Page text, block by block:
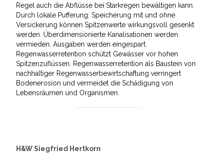
Regel auch die Abflüsse bei Starkregen bewältigen kann.
Durch lokale Pufferung, Speicherung mit und ohne
Versickerung können Spitzenwerte wirkungsvoll gesenkt
werden. Überdimensionierte Kanalisationen werden
vermieden. Ausgaben werden eingespart.
Regenwasserretention schützt Gewässer vor hohen
Spitzenzuflüssen. Regenwasserretention als Baustein von
nachhaltiger Regenwasserbewirtschaftung verringert
Bodenerosion und vermeidet die Schädigung von
Lebensräumen und Organismen.
H&W Siegfried Hertkorn